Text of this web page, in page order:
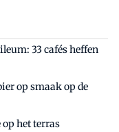
33 cafés heffen
op smaak op de
op het terras